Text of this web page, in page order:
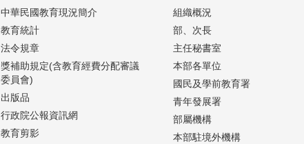
中華民國教育現況簡介
教育統計
法令規章
獎補助規定(含教育經費分配審議
委員會)
出版品
行政院公報資訊網
教育剪影
組織概況
部、次長
主任秘書室
本部各單位
國民及學前教育署
青年發展署
部屬機構
本部駐境外機構